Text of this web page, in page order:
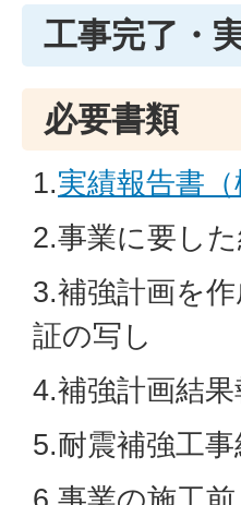
工事完了・
必要書類
1.実績報告書
2.事業に要し
3.補強計画を
証の写し
4.補強計画結
5.耐震補強工